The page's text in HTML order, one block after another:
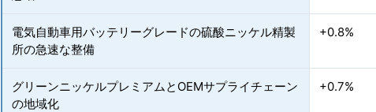
電気自動車用バッテリーグレードの硫酸ニッケル精製
所の急速な整備
+0.8%
グリーンニッケルプレミアムとOEMサプライチェーン
の地域化
+0.7%